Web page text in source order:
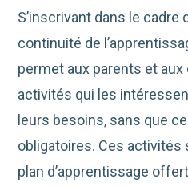
S’inscrivant dans le cadre
continuité de
permet aux parents et aux
activités qui les
leurs besoins, sans que
obligatoires. Ces activités
plan d’apprentissage